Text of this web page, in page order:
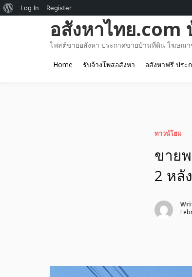
อสังหาไทย.com
โพสต์ขายอสังหา ประกาศขายบ้านที่ดิน โฆษณ
Home รับจ้างโพสอสังหา อสังหาฟรี ประ
ทาวน์โฮม
ขาย
2 หลั
About
Log In Register